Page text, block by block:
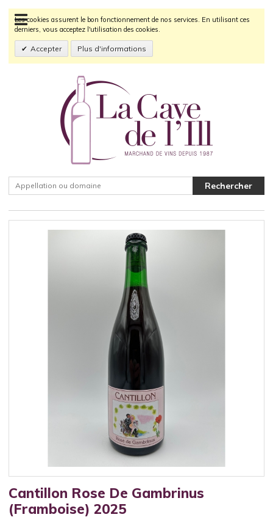
Les cookies assurent le bon fonctionnement de nos services. En utilisant ces
derniers, vous acceptez l'utilisation des cookies.
Accepter Plus d'informations
Cantillon Rose De Gambrinus
(Framboise) 2025